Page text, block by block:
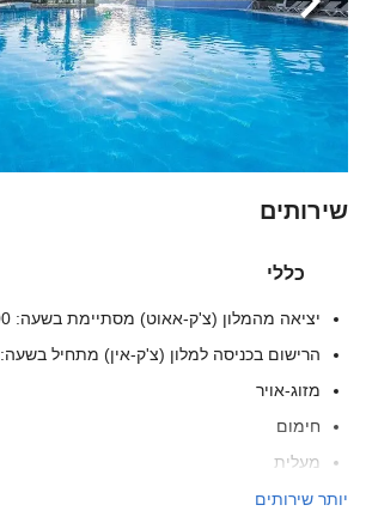
הקודמת
שירותים
כללי
יציאה מהמלון (צ'ק-אאוט) מסתיימת בשעה: 11:00
הרישום בכניסה למלון (צ'ק-אין) מתחיל בשעה: 14:00
מזוג-אויר
חימום
מעלית
מול הים
יותר שירותים